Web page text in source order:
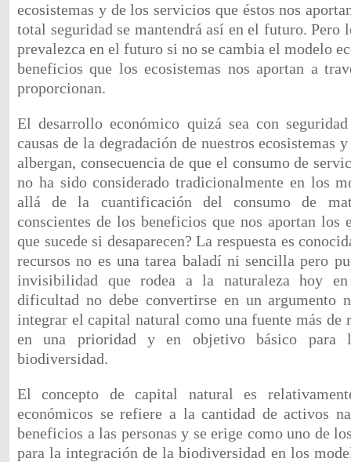
ecosistemas y de los servicios que éstos nos
total seguridad se mantendrá así en el futuro. Pero
prevalezca en el futuro si no se cambia el modelo
beneficios que los ecosistemas nos aportan a
proporcionan.
El desarrollo económico quizá sea con
causas de la degradación de nuestros ecosistemas
albergan, consecuencia de que el consumo de
no ha sido considerado tradicionalmente en los
allá de la cuantificación del consumo de
conscientes de los beneficios que nos aportan los
que sucede si desaparecen? La respuesta es
recursos no es una tarea baladí ni sencilla pero
invisibilidad que rodea a la naturaleza hoy
dificultad no debe convertirse en un argumento
integrar el capital natural como una fuente más de
en una prioridad y en objetivo básico para
biodiversidad.
El concepto de capital natural es
económicos se refiere a la cantidad de activos
beneficios a las personas y se erige como uno de
para la integración de la biodiversidad en los